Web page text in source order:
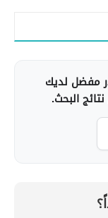
مفضل لديك
البحث.